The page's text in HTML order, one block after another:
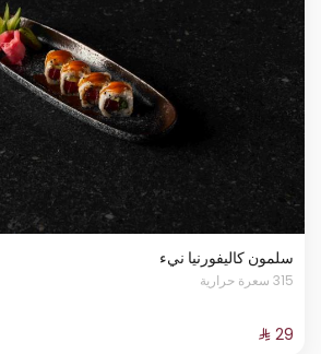
سلمون كاليفورنيا نيء
315 سعرة حرارية